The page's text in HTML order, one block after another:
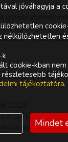
gondolatokból
segítségével
a
vagy
10:00 - 11:00
workshop
jóváhagyja a
nélkülözhetetlen
k
cookie-kban
tájékoztatóra.
Mindet